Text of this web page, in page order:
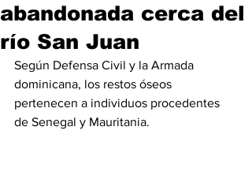
abandonada cerca del
río San Juan
Según Defensa Civil y la Armada
dominicana, los restos óseos
pertenecen a individuos procedentes
de Senegal y Mauritania.